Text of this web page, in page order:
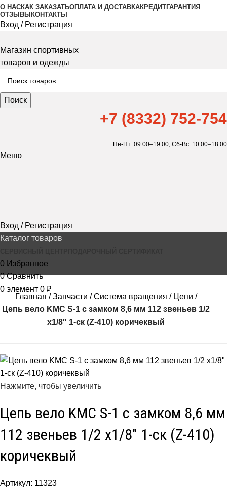
О НАСКАК ЗАКАЗАТЬОПЛАТА И ДОСТАВКАКРЕДИТГАРАНТИЯ
ОТЗЫВЫ КОНТАКТЫ
Вход / Регистрация
Магазин спортивных
товаров и одежды
Поиск
+7 (8332) 752-754
Пн-Пт: 09:00–19:00, Сб-Вс: 10:00–18:00
Меню
Вход / Регистрация
Каталог товаров
0 Избранное
0 Сравнить
0 элемент 0 ₽
Главная
Запчасти Система вращения
Цепи
Цепь вело KMC S-1 с замком 8,6 мм 112 звеньев 1/2
х1/8″ 1-ск (Z-410) коричеквый
Нажмите, чтобы увеличить
Цепь вело KMC S-1 с замком 8,6 мм
112 звеньев 1/2 х1/8″ 1-ск (Z-410)
коричеквый
Артикул: 11323